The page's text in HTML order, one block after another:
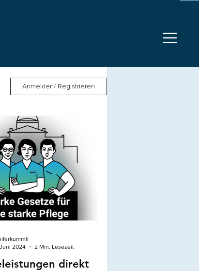
Anmelden/ Registrieren
direkt
2024
2 Min. Lesezeit